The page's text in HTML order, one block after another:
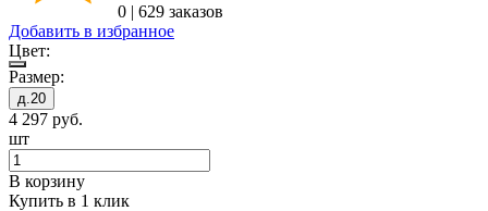
0 | 629 заказов
Добавить в избранное
Цвет:
Размер:
д.20
4 297 руб.
шт
В корзину
Купить в 1 клик